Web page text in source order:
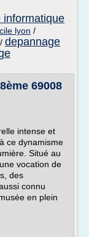
informatique
lyon /
/ depannage
69008
intense et
ce dynamisme
Situé au
vocation de
des
connu
en plein